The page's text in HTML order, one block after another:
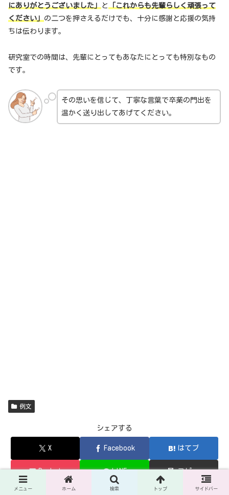
にありがとうございました」と「これからも先輩らしく頑張って
ください」の二つを押さえるだけでも、十分に感謝と応援の気持
ちは伝わります。
研究室での時間は、先輩にとってもあなたにとっても特別なもの
です。
その思いを信じて、丁寧な言葉で卒業の門出を
温かく送り出してあげてください。
例文
シェアする
X Facebook はてブ
Pocket LINE コピー
メニュー ホーム 検索 トップ サイドバー